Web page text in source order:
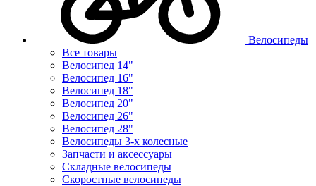
Велосипеды
Все товары
Велосипед 14"
Велосипед 16"
Велосипед 18"
Велосипед 20"
Велосипед 26"
Велосипед 28"
Велосипеды 3-х колесные
Запчасти и аксессуары
Складные велосипеды
Скоростные велосипеды